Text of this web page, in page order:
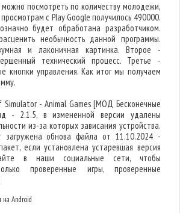
посмотреть по количеству молодежи,
с Play Google получилось 490000.
будет обработана разработчиком.
необычность данной программы.
и лаконичная картинка. Второе -
технический процесс. Третье -
кнопки управления. Как итог мы получаем
Simulator - Animal Games [МОД Бесконечные
- 2.1.5, в измененной версии удалены
из-за которых зависания устройства.
обнова файла от 11.10.2024 -
если установлена устаревшая версия
в наши социальные сети, чтобы
проверенные игры, проверенные
на Android